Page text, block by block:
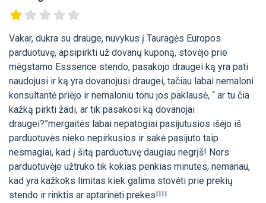
Vakar, dukra su drauge, nuvykus į Tauragės Europos
parduotuvę, apsipirkti už dovanų kuponą, stovėjo prie
mėgstamo Esssence stendo, pasakojo draugei ką yra pati
naudojusi ir ką yra dovanojusi draugei, tačiau labai nemaloni
konsultantė priėjo ir nemaloniu tonu jos paklausė, “ ar tu čia
kažką pirkti žadi, ar tik pasakosi ką dovanojai
draugei?”mergaitės labai nepatogiai pasijutusios išėjo iš
parduotuvės nieko nepirkusios ir sakė pasijuto taip
nesmagiai, kad į šitą parduotuvę daugiau negrįš! Nors
parduotuvėje užtruko tik kokias penkias minutes, nemanau,
kad yra kažkoks limitas kiek galima stovėti prie prekių
stendo ir rinktis ar aptarinėti prekes!!!!